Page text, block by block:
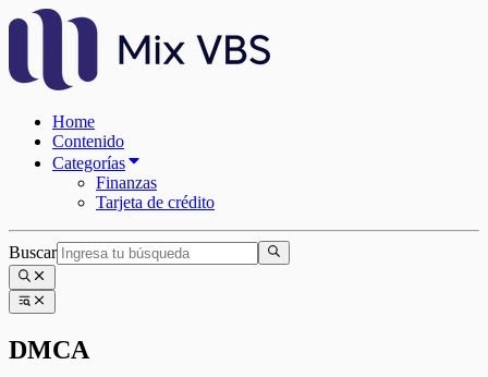
Home
Contenido
Categorías
Finanzas
Tarjeta de crédito
Buscar
DMCA